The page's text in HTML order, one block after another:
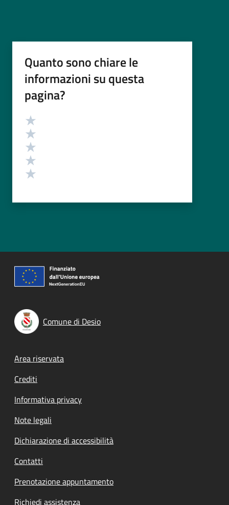
Quanto sono chiare le
informazioni su questa
pagina?
Valutazione
Comune di Desio
Footer menu
Area riservata
Crediti
Informativa privacy
Note legali
Dichiarazione di accessibilità
Contatti
Prenotazione appuntamento
Richiedi assistenza